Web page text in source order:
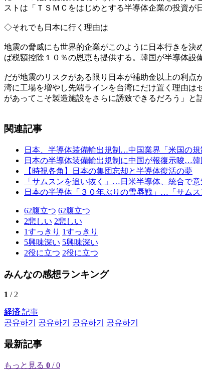
ストは「ＴＳＭＣをはじめとする半導体企業の投資が
◇それでも日本に行く理由は
地震の脅威にも世界的企業がこのように日本行きを
ば税額控除１０％の恩恵も提供する。韓国が半導体設
だが地震のリスクがある限り日本が補助金以上の利
湾に工場を増やし先端ラインを台湾にだけ置く理由
があってこそ製造施設をさらに誘致できるだろう」と
関連記事
日本、半導体装備輸出規制…中国業界「米国の規
日本の半導体装備輸出規制に中国が報復示唆…韓
【時視各角】日本の集団忘却と半導体復活の夢
「サムスンを追い抜く」…日米半導体、統合で
日本の半導体「３０年ぶりの雪辱戦」…「サム
62腹立つ 62腹立つ
2悲しい 2悲しい
1すっきり 1すっきり
5興味深い 5興味深い
2役に立つ 2役に立つ
みんなの感想ランキング
1 / 2
経済記事
공유하기
공유하기 공유하기 공유하기
最新記事
もっと見る 0 / 0